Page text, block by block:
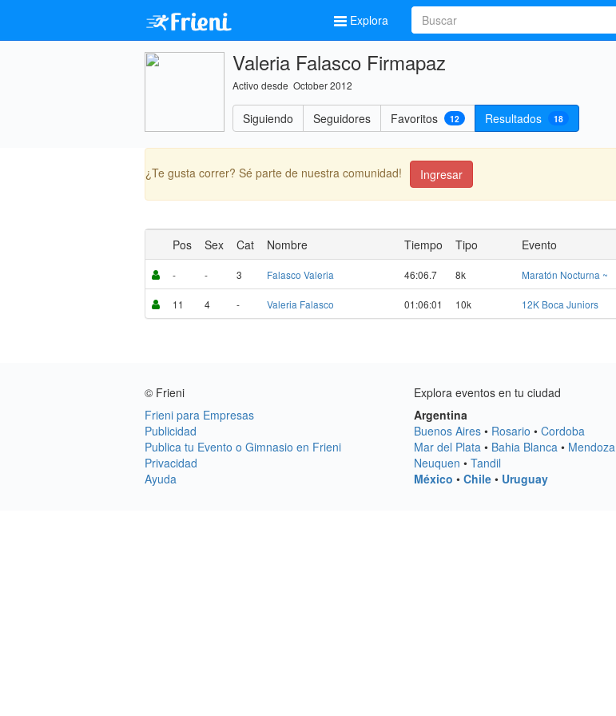
Explora
Valeria Falasco Firmapaz
Activo desde October 2012
Siguiendo Seguidores Favoritos 12 Resultados 18
¿Te gusta correr? Sé parte de nuestra comunidad! Ingresar
Pos Sex Cat Nombre Tiempo Tipo Evento
- - 3 Falasco Valeria 46:06.7 8k Maratón Nocturna ~
11 4 - Valeria Falasco 01:06:01 10k 12K Boca Juniors
© Frieni
Frieni para Empresas
Publicidad
Publica tu Evento o Gimnasio en Frieni
Privacidad
Ayuda
Explora eventos en tu ciudad
Argentina
Buenos Aires • Rosario •Cordoba
Mar del Plata • Bahia Blanca • Mendoza
Neuquen •Tandil
México •Chile • Uruguay